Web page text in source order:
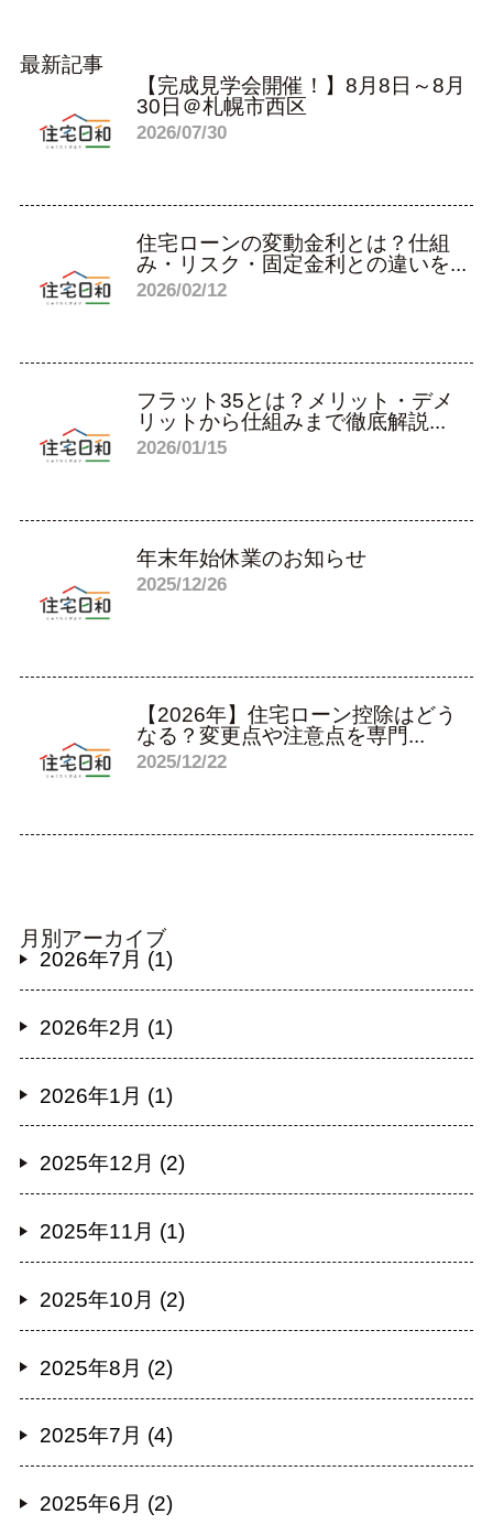
最新記事
【完成見学会開催！】8月8日～8月
30日＠札幌市西区
2026/07/30
住宅ローンの変動金利とは？仕組
み・リスク・固定金利との違いを...
2026/02/12
フラット35とは？メリット・デメ
リットから仕組みまで徹底解説...
2026/01/15
年末年始休業のお知らせ
2025/12/26
【2026年】住宅ローン控除はどう
なる？変更点や注意点を専門...
2025/12/22
月別アーカイブ
2026年7月 (1)
2026年2月 (1)
2026年1月 (1)
2025年12月 (2)
2025年11月 (1)
2025年10月 (2)
2025年8月 (2)
2025年7月 (4)
2025年6月 (2)